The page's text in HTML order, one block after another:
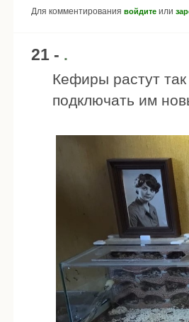
Для комментирования войдите или
21 - .
Кефиры растут
подключать им